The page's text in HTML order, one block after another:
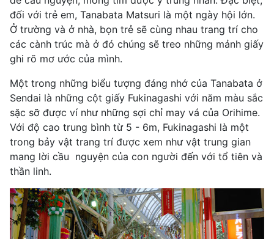
đối với trẻ em, Tanabata Matsuri là một ngày hội lớn.
Ở trường và ở nhà, bọn trẻ sẽ cùng nhau trang trí cho
các cành trúc mà ở đó chúng sẽ treo những mảnh giấy
ghi rõ mơ ước của mình.
Một trong những biểu tượng đáng nhớ của Tanabata ở
Sendai là những cột giấy Fukinagashi với năm màu sắc
sặc sỡ được ví như những sợi chỉ may vá của Orihime.
Với độ cao trung bình từ 5 - 6m, Fukinagashi là một
trong bảy vật trang trí được xem như vật trung gian
mang lời cầu nguyện của con người đến với tổ tiên và
thần linh.